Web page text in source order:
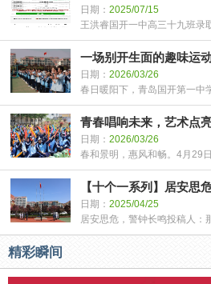
日期： 2025/07/15
王洪睿国开一中高三十九班录
一场别开生面的趣味运
日期： 2026/03/26
春日暖阳下，青岛国开第一中
青春唱响未来，艺术点
日期： 2026/03/26
春和景明，惠风和畅。4月29
【十个一系列】居安思
日期： 2025/04/25
居安思危，警钟长鸣投稿人：
精彩瞬间